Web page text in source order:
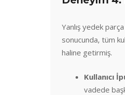
Yanlış yedek parça
sonucunda, tüm
haline getirmiş.
Kullanıcı
vadede